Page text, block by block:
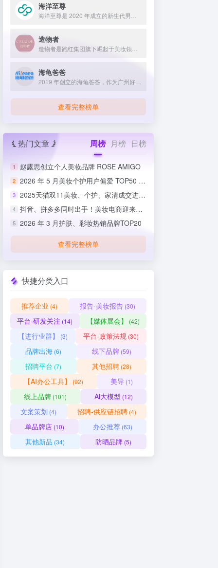
海洋至尊
造物者
海龟爸爸
查看完整榜单
热门文章 周榜 月榜 日榜
1 赵露思创立个人美妆品牌 ROSE AMIGO
2 2026 年 5 月美妆个护用户偏爱 TOP50 榜单出炉
3 2025天猫双11美妆、个护、家清成交进度排行榜
4 抖音、拼多多同时出手！美妆电商迎来史上最严整治
5 2026 年 3 月护肤、彩妆热销品牌TOP20
查看完整榜单
快捷分类入口
推荐企业 (4) 报告-美妆报告 (30)
平台-研发关注 (14) 【媒体展会】 (42)
【进行业群】 (3) 平台-政策法规 (30)
品牌出海 (6) 线下品牌 (59)
招聘平台 (7) 其他招聘(28)
【AI办公工具】 (92) 美导 (1)
线上品牌 (101) Ai大模型 (12)
文案策划 (4) 招聘-供应链招聘(4)
单品牌店(10) 办公推荐(63)
其他新品 (34) 防晒品牌(5)